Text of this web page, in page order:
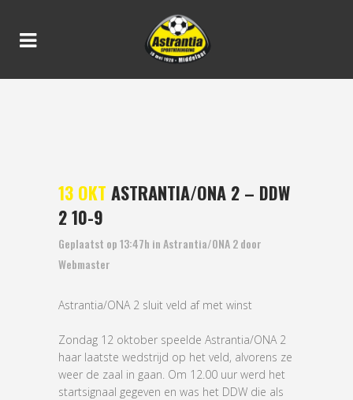
13 OKT ASTRANTIA/ONA 2 – DDW
2 10-9
Geplaatst op 13:47h inAstrantia/ONA 2door
Webmaster
Astrantia/ONA 2 sluit veld af met winst
Zondag 12 oktober speelde Astrantia/ONA 2
haar laatste wedstrijd op het veld, alvorens ze
weer de zaal in gaan. Om 12.00 uur werd het
startsignaal gegeven en was het DDW die als